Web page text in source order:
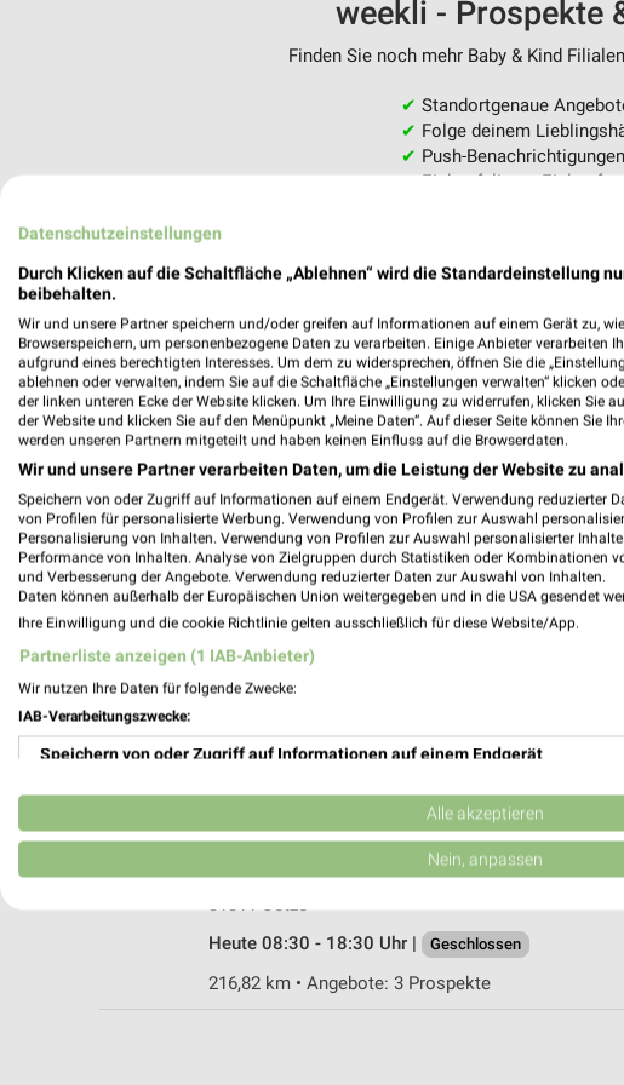
weekli - Prospekte
Finden Sie noch mehr Baby & Kind
✔ Standortgenaue
✔ Folge deinem
✔ Push-
✔Einkaufsliste - Einkauf
Ernsting's family Uetze
31311 Uetze
Heute 09:00 - 18:30 Uhr | Geschlossen
Kaiserstr. 3
31311 Uetze
Heute 08:30 - 18:30 Uhr |
Geschlossen
216,82 km • Angebote: 3 Prospekte
Datenschutzeinstellungen
Durch Klicken auf die Schaltfläche „Ablehnen“ wird die Standardeinstellung
beibehalten.
Wir und unsere Partner speichern und/oder greifen auf Informationen auf einem Gerät zu,
Browserspeichern, um personenbezogene Daten zu verarbeiten. Einige Anbieter verarbeiten
aufgrund eines berechtigten Interesses. Um dem zu widersprechen, öffnen Sie die
ablehnen oder verwalten, indem Sie auf die Schaltfläche „Einstellungen verwalten“ klicken
der linken unteren Ecke der Website klicken. Um Ihre Einwilligung zu widerrufen, klicken Sie
der Website und klicken Sie auf den Menüpunkt „Meine Daten“. Auf dieser Seite können Sie
werden unseren Partnern mitgeteilt und haben keinen Einfluss auf die Browserdaten.
Wir und unsere Partner verarbeiten Daten, um die Leistung der Website zu
Speichern von oder Zugriff auf Informationen auf einem Endgerät. Verwendung reduzierter
von Profilen für personalisierte Werbung. Verwendung von Profilen zur Auswahl
Personalisierung von Inhalten. Verwendung von Profilen zur Auswahl personalisierter
Performance von Inhalten. Analyse von Zielgruppen durch Statistiken oder Kombinationen
und Verbesserung der Angebote. Verwendung reduzierter Daten zur Auswahl von Inhalten.
Daten können außerhalb der Europäischen Union weitergegeben und in die USA gesendet
Ihre Einwilligung und die cookie Richtlinie gelten ausschließlich für diese Website/App.
Partnerliste anzeigen (1 IAB-Anbieter)
Wir nutzen Ihre Daten für folgende Zwecke:
IAB-Verarbeitungszwecke:
Speichern von oder Zugriff auf Informationen auf einem Endgerät
Verwendung reduzierter Daten zur Auswahl von Werbeanzeigen
Erstellung von Profilen für personalisierte Werbung
Erstellung von Profilen zur Personalisierung von Inhalten
Alle akzeptieren
Nein, anpassen